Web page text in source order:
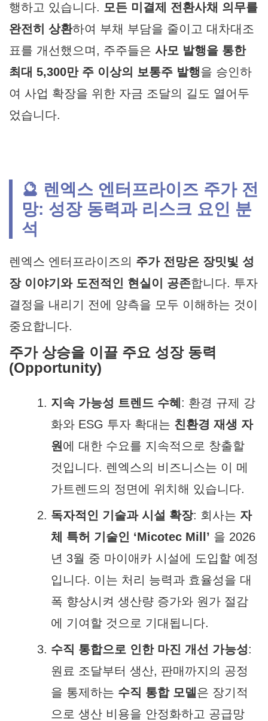
행하고 있습니다. 모든 미결제 전환사채 의무를
완전히 상환하여 부채 부담을 줄이고 대차대조
표를 개선했으며, 주주들은 사모 발행을 통한
최대 5,300만 주 이상의 보통주 발행을 승인하
여 사업 확장을 위한 자금 조달의 길도 열어두
었습니다.
🔮 렌엑스 엔터프라이즈 주가 전
망: 성장 동력과 리스크 요인 분
석
렌엑스 엔터프라이즈의 주가 전망은 장밋빛 성
장 이야기와 도전적인 현실이 공존합니다. 투자
결정을 내리기 전에 양측을 모두 이해하는 것이
중요합니다.
주가 상승을 이끌 주요 성장 동력
(Opportunity)
지속 가능성 트렌드 수혜: 환경 규제 강
화와 ESG 투자 확대는 친환경 재생 자
원에 대한 수요를 지속적으로 창출할
것입니다. 렌엑스의 비즈니스는 이 메
가트렌드의 정면에 위치해 있습니다.
독자적인 기술과 시설 확장: 회사는 자
체 특허 기술인 ‘Micotec Mill’ 을 2026
년 3월 중 마이애카 시설에 도입할 예정
입니다. 이는 처리 능력과 효율성을 대
폭 향상시켜 생산량 증가와 원가 절감
에 기여할 것으로 기대됩니다.
수직 통합으로 인한 마진 개선 가능성:
원료 조달부터 생산, 판매까지의 공정
을 통제하는 수직 통합 모델은 장기적
으로 생산 비용을 안정화하고 공급망